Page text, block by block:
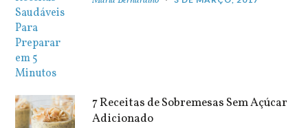
7 Receitas de Sobremesas Sem Açúcar
Adicionado